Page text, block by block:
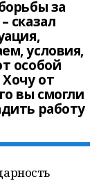
за
сказал
условия,
особой
от
вы смогли
работу